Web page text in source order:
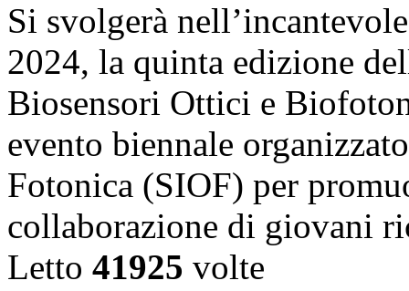
Si svolgerà
2024, la quinta edizione
Biosensori Ottici e
evento biennale
Fotonica (SIOF) per
collaborazione di giovani
Letto 41925 volte